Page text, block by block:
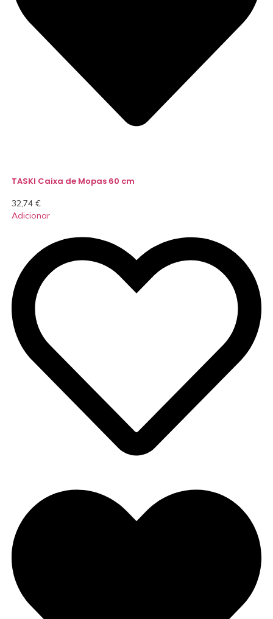
TASKI Caixa de Mopas 60 cm
32,74 €
Adicionar